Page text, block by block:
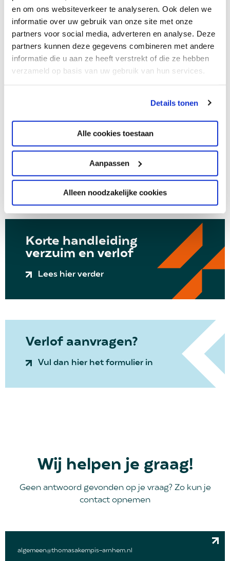
en om ons websiteverkeer te analyseren. Ook delen we
informatie over uw gebruik van onze site met onze
partners voor social media, adverteren en analyse. Deze
partners kunnen deze gegevens combineren met andere
informatie die u aan ze heeft verstrekt of die ze hebben
verzameld op basis van uw gebruik van hun services.
Details tonen
Alle cookies toestaan
Aanpassen
Alleen noodzakelijke cookies
Voortgezet Onderwijs.
Contact
Voor vragen en opmerkingen kunt u contact met ons
opnemen viaverzuimtak@thomasakempis-
over de schooltijden, verlof en verzuim.
Korte handleiding
verzuim en verlof
Lees hier verder
Verlof aanvragen?
Vul dan hier het formulier in
Wij helpen je graag!
Geen antwoord gevonden op je vraag? Zo kun je
contact opnemen
algemeen@thomasakempis-arnhem.nl